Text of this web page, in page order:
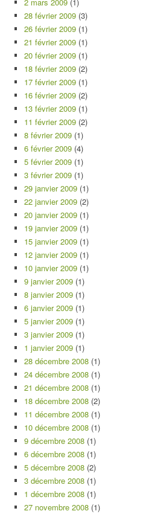
28 février 2009 (3)
26 février 2009 (1)
21 février 2009 (1)
20 février 2009 (1)
18 février 2009 (2)
17 février 2009 (1)
16 février 2009 (2)
13 février 2009 (1)
11 février 2009 (2)
8 février 2009 (1)
6 février 2009 (4)
5 février 2009 (1)
3 février 2009 (1)
29 janvier 2009 (1)
22 janvier 2009 (2)
20 janvier 2009 (1)
19 janvier 2009 (1)
15 janvier 2009 (1)
12 janvier 2009 (1)
10 janvier 2009 (1)
9 janvier 2009 (1)
8 janvier 2009 (1)
6 janvier 2009 (1)
5 janvier 2009 (1)
3 janvier 2009 (1)
1 janvier 2009 (1)
28 décembre 2008 (1)
24 décembre 2008 (1)
21 décembre 2008 (1)
18 décembre 2008 (2)
11 décembre 2008 (1)
10 décembre 2008 (1)
9 décembre 2008 (1)
6 décembre 2008 (1)
5 décembre 2008 (2)
3 décembre 2008 (1)
1 décembre 2008 (1)
27 novembre 2008 (1)